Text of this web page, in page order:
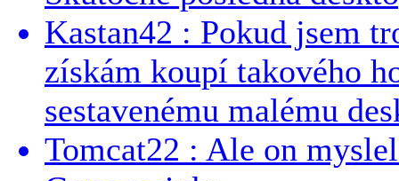
Kastan42 : Pokud jsem
získám koupí takového
sestavenému malému
Tomcat22 : Ale on